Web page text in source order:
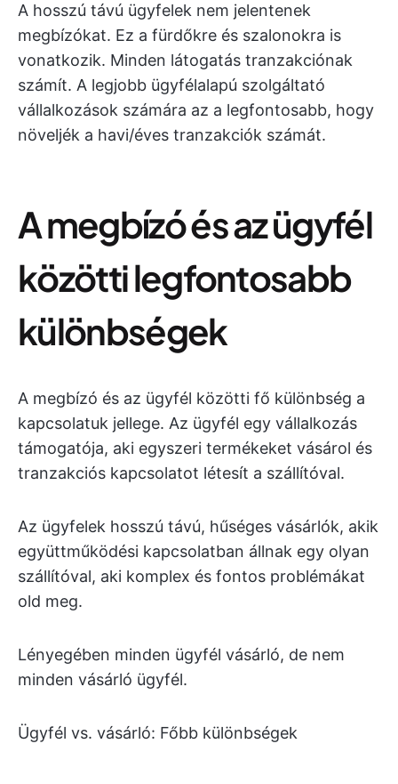
A hosszú távú ügyfelek nem jelentenek
megbízókat. Ez a fürdőkre és szalonokra is
vonatkozik. Minden látogatás tranzakciónak
számít. A legjobb ügyfélalapú szolgáltató
vállalkozások számára az a legfontosabb, hogy
növeljék a havi/éves tranzakciók számát.
A megbízó és az ügyfél
közötti legfontosabb
különbségek
A megbízó és az ügyfél közötti fő különbség a
kapcsolatuk jellege. Az ügyfél egy vállalkozás
támogatója, aki egyszeri termékeket vásárol és
tranzakciós kapcsolatot létesít a szállítóval.
Az ügyfelek hosszú távú, hűséges vásárlók, akik
együttműködési kapcsolatban állnak egy olyan
szállítóval, aki komplex és fontos problémákat
old meg.
Lényegében minden ügyfél vásárló, de nem
minden vásárló ügyfél.
Ügyfél vs. vásárló: Főbb különbségek